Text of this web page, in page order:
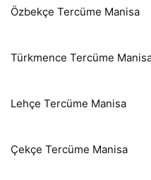
Özbekçe Tercüme Manisa
Türkmence Tercüme
Lehçe Tercüme Manisa
Çekçe Tercüme Manisa